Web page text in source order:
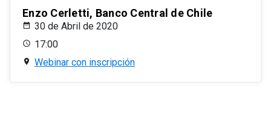
Enzo Cerletti, Banco Central de Chile
30 de Abril de 2020
17:00
Webinar con inscripción